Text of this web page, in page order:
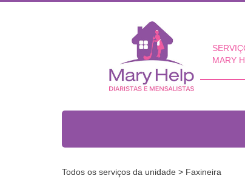
MARY
Todos os serviços da unidade > Faxineira